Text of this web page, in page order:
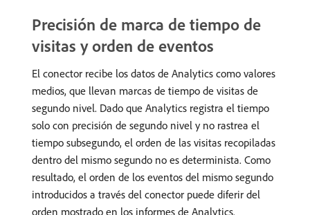
Precisión de marca de tiempo de
visitas y orden de eventos
El conector recibe los datos de Analytics como valores
medios, que llevan marcas de tiempo de visitas de
segundo nivel. Dado que Analytics registra el tiempo
solo con precisión de segundo nivel y no rastrea el
tiempo subsegundo, el orden de las visitas recopiladas
dentro del mismo segundo no es determinista. Como
resultado, el orden de los eventos del mismo segundo
introducidos a través del conector puede diferir del
orden mostrado en los informes de Analytics.